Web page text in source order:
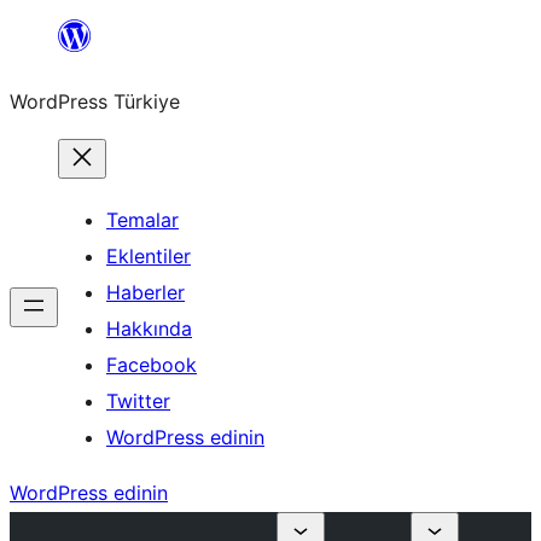
İçeriğe
WordPress Türkiye
Temalar
Eklentiler
Haberler
Hakkında
Facebook
Twitter
WordPress edinin
WordPress edinin